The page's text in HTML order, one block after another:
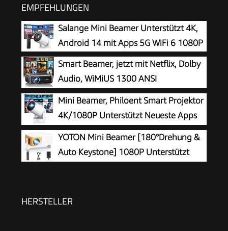
EMPFEHLUNGEN
Salange Mini Beamer Unterstützt 4K,
Android 14 mit Apps 5G WiFi 6 1080P
Smart Beamer, jetzt mit Netflix, Dolby
Audio, WiMiUS 1300 ANSI
Autofokus/6D Trapezkorrektur Led
Beamer 4K Heimkino Unterstützt, WiFi
Bluetooth Full HD 1080P Outdoor
Deckenmontage Projektor für Handy
Mini Beamer, Philoent Smart Projektor
4K/1080P Unterstützt Neueste Apps
WiFi 6 Bluetooth 5.4 Auto Screen
Trapezkorrektur Niedriges Rauschen,
Ultrakurzdistanzbeamer bietet großes Bild im
YOTON Mini Beamer [180°Drehung &
Auto Keystone] 1080P Unterstützt
HERSTELLER